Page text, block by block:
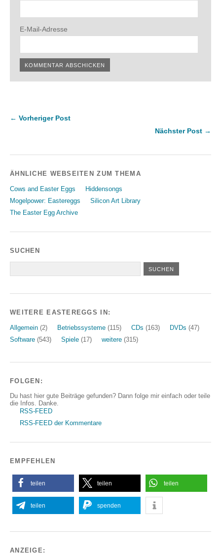
E-Mail-Adresse
← Vorheriger Post
Nächster Post →
ÄHNLICHE WEBSEITEN ZUM THEMA
Cows and Easter Eggs
Hiddensongs
Mogelpower: Eastereggs
Silicon Art Library
The Easter Egg Archive
SUCHEN
WEITERE EASTEREGGS IN:
Allgemein (2) Betriebssysteme (115) CDs (163) DVDs (47)
Software (543) Spiele (17) weitere (315)
FOLGEN:
Du hast hier gute Beiträge gefunden? Dann folge mir einfach oder teile
die Infos. Danke.
RSS-FEED
RSS-FEED der Kommentare
EMPFEHLEN
teilen teilen teilen
teilen spenden
ANZEIGE: